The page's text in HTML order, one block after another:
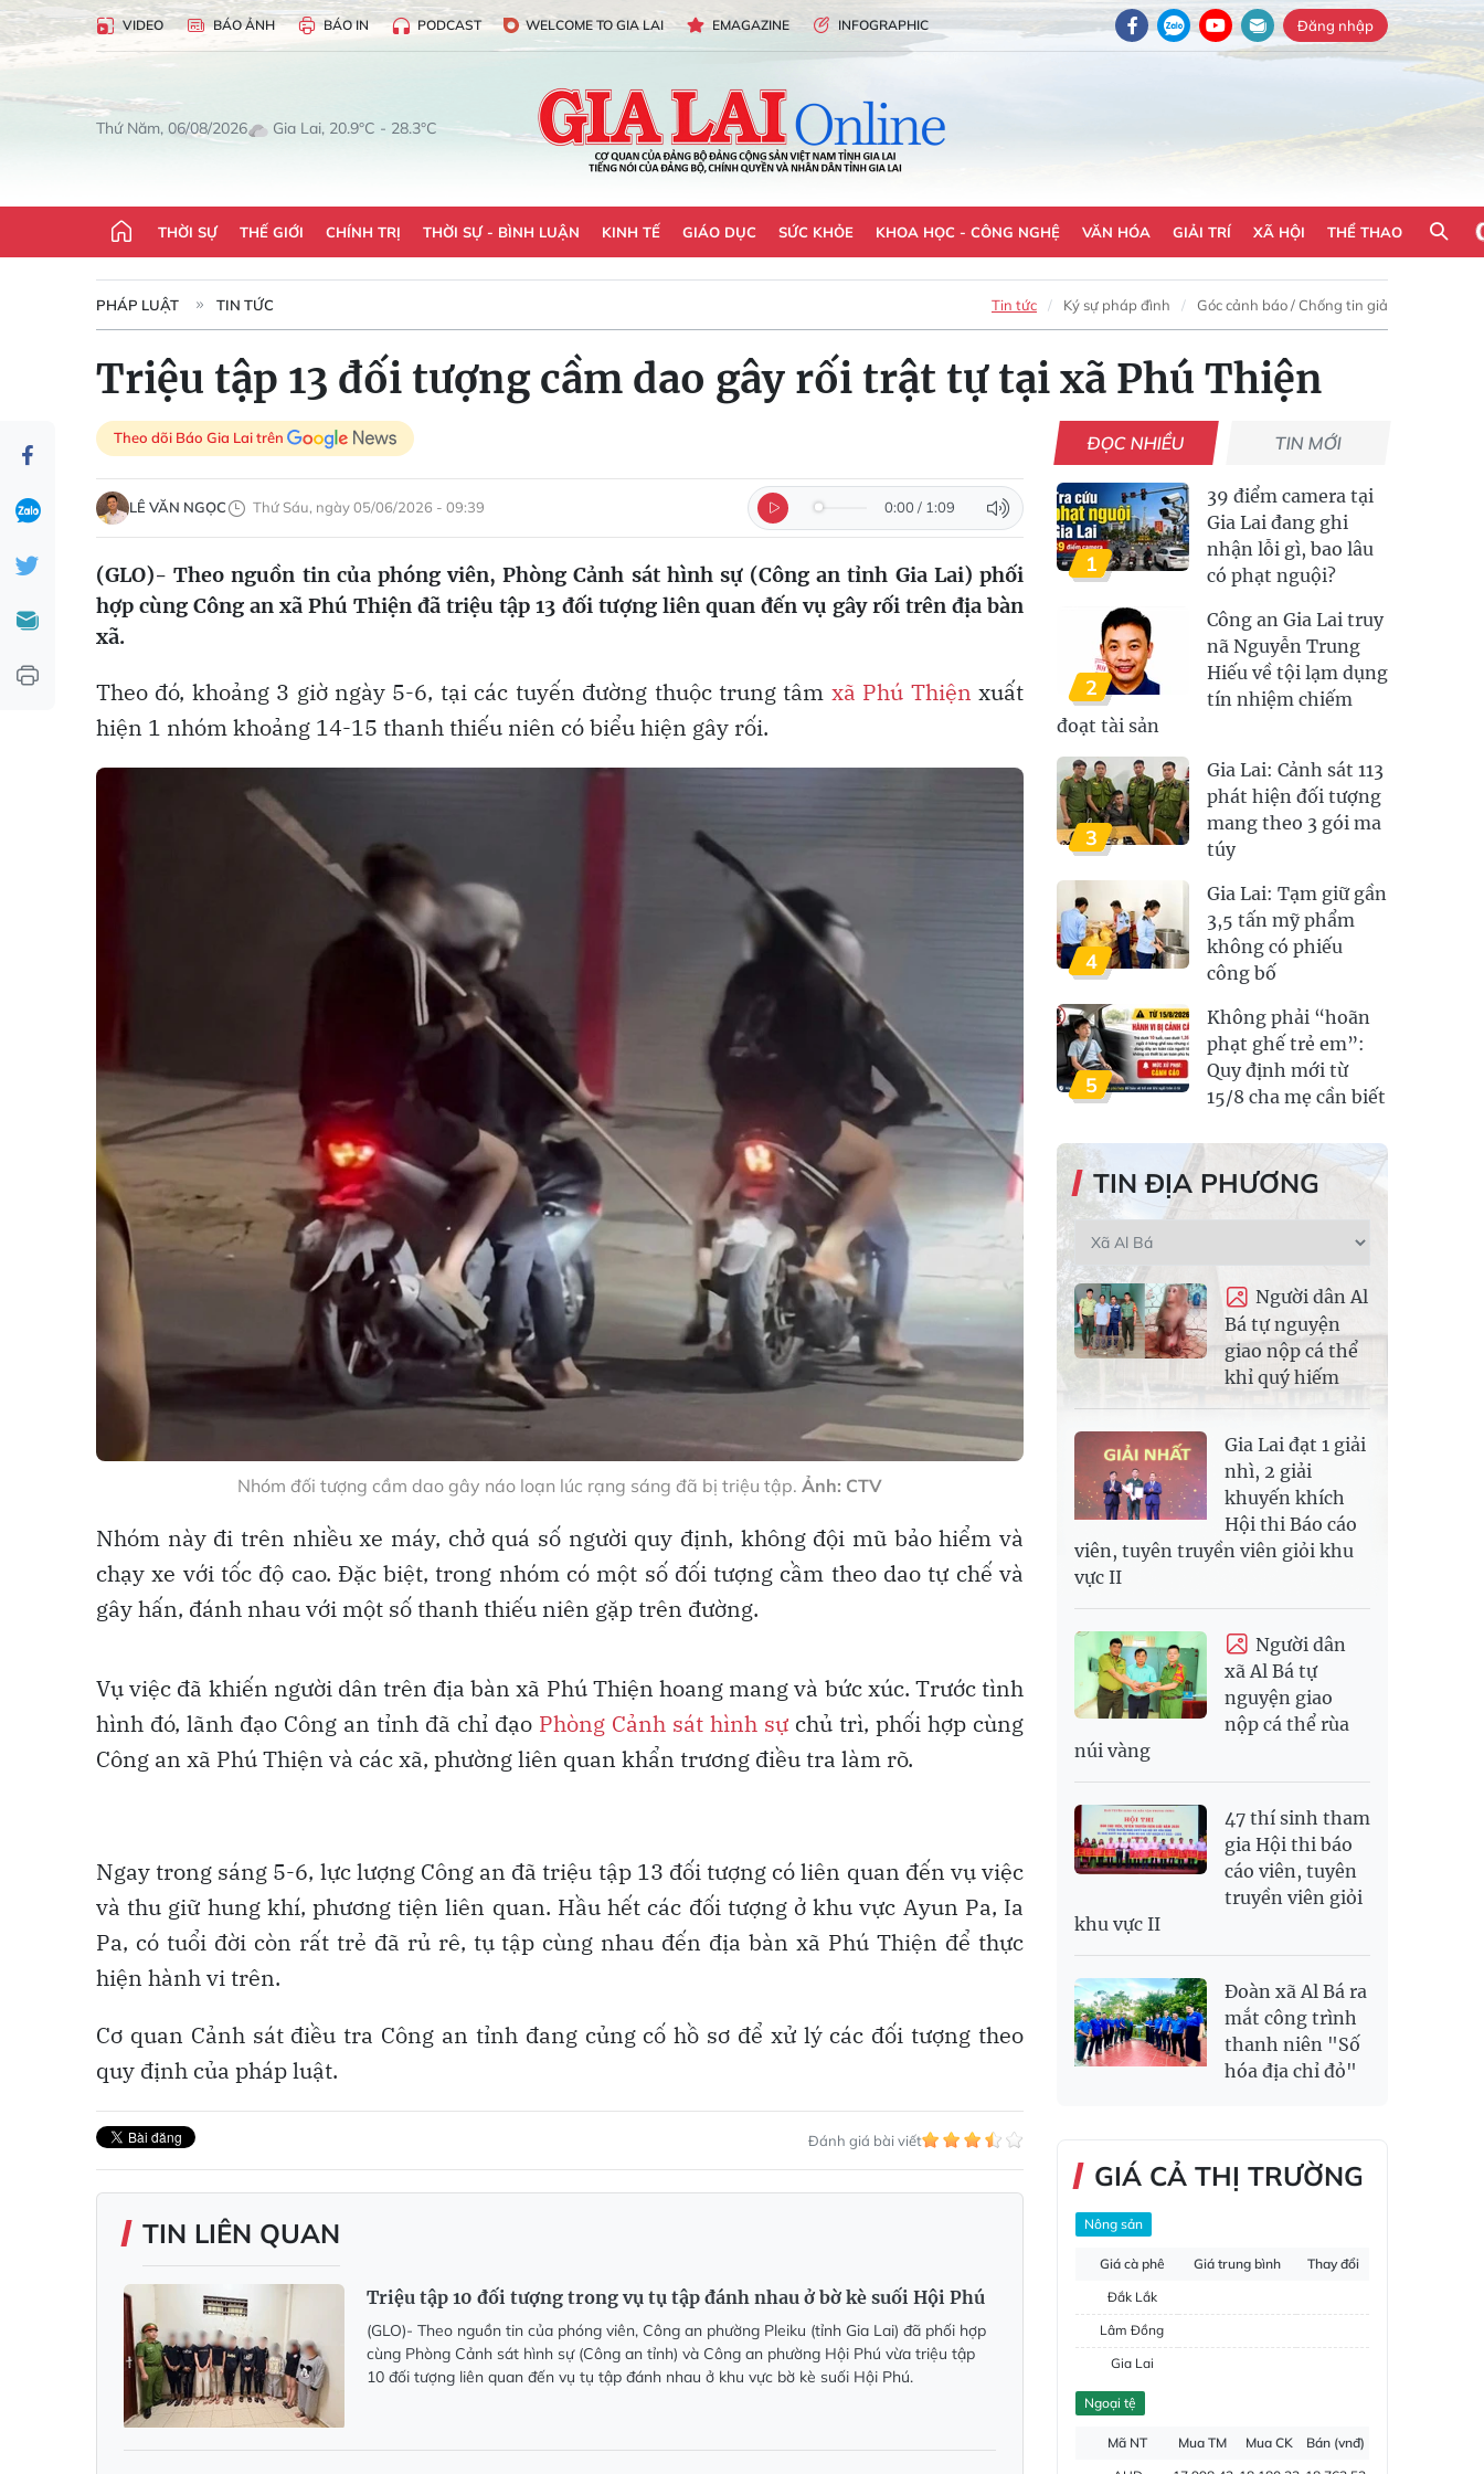
VIDEO BÁO ẢNH BÁO IN PODCAST WELCOME TO GIA LAI EMAGAZINE INFOGRAPHIC Đăng nhập
Thứ Năm, 06/08/2026 Gia Lai, 20.9°C - 28.3°C
THỜI SỰ THẾ GIỚI CHÍNH TRỊ THỜI SỰ - BÌNH LUẬN KINH TẾ GIÁO DỤC SỨC KHỎE KHOA HỌC - CÔNG NGHỆ VĂN HÓA GIẢI TRÍ XÃ HỘI THỂ THAO
PHÁP LUẬT TIN TỨC Tin tức Ký sự pháp đình Góc cảnh báo / Chống tin giả
Triệu tập 13 đối tượng cầm dao gây rối trật tự tại xã Phú Thiện
Theo dõi Báo Gia Lai trên
LÊ VĂN NGỌC Thứ Sáu, ngày 05/06/2026 - 09:39 0:00 / 1:09
(GLO)- Theo nguồn tin của phóng viên, Phòng Cảnh sát hình sự (Công an tỉnh Gia Lai) phối
hợp cùng Công an xã Phú Thiện đã triệu tập 13 đối tượng liên quan đến vụ gây rối trên địa bàn
xã.
Theo đó, khoảng 3 giờ ngày 5-6, tại các tuyến đường thuộc trung tâm xã Phú Thiện xuất
hiện 1 nhóm khoảng 14-15 thanh thiếu niên có biểu hiện gây rối.
Nhóm đối tượng cầm dao gây náo loạn lúc rạng sáng đã bị triệu tập. Ảnh: CTV
Nhóm này đi trên nhiều xe máy, chở quá số người quy định, không đội mũ bảo hiểm và
chạy xe với tốc độ cao. Đặc biệt, trong nhóm có một số đối tượng cầm theo dao tự chế và
gây hấn, đánh nhau với một số thanh thiếu niên gặp trên đường.
Vụ việc đã khiến người dân trên địa bàn xã Phú Thiện hoang mang và bức xúc. Trước tình
hình đó, lãnh đạo Công an tỉnh đã chỉ đạo Phòng Cảnh sát hình sự chủ trì, phối hợp cùng
Công an xã Phú Thiện và các xã, phường liên quan khẩn trương điều tra làm rõ.
Ngay trong sáng 5-6, lực lượng Công an đã triệu tập 13 đối tượng có liên quan đến vụ việc
và thu giữ hung khí, phương tiện liên quan. Hầu hết các đối tượng ở khu vực Ayun Pa, Ia
Pa, có tuổi đời còn rất trẻ đã rủ rê, tụ tập cùng nhau đến địa bàn xã Phú Thiện để thực
hiện hành vi trên.
Cơ quan Cảnh sát điều tra Công an tỉnh đang củng cố hồ sơ để xử lý các đối tượng theo
quy định của pháp luật.
Đánh giá bài viết
TIN LIÊN QUAN
Triệu tập 10 đối tượng trong vụ tụ tập đánh nhau ở bờ kè suối Hội Phú
(GLO)- Theo nguồn tin của phóng viên, Công an phường Pleiku (tỉnh Gia Lai) đã phối hợp
cùng Phòng Cảnh sát hình sự (Công an tỉnh) và Công an phường Hội Phú vừa triệu tập
10 đối tượng liên quan đến vụ tụ tập đánh nhau ở khu vực bờ kè suối Hội Phú.
ĐỌC NHIỀU TIN MỚI
1
39 điểm camera tại
Gia Lai đang ghi
nhận lỗi gì, bao lâu
có phạt nguội?
2
Công an Gia Lai truy
nã Nguyễn Trung
Hiếu về tội lạm dụng
tín nhiệm chiếm
đoạt tài sản
3
Gia Lai: Cảnh sát 113
phát hiện đối tượng
mang theo 3 gói ma
túy
4
Gia Lai: Tạm giữ gần
3,5 tấn mỹ phẩm
không có phiếu
công bố
5
Không phải “hoãn
phạt ghế trẻ em”:
Quy định mới từ
15/8 cha mẹ cần biết
TIN ĐỊA PHƯƠNG
Người dân Al
Bá tự nguyện
giao nộp cá thể
khỉ quý hiếm
Gia Lai đạt 1 giải
nhì, 2 giải
khuyến khích
Hội thi Báo cáo
viên, tuyên truyền viên giỏi khu
vực II
Người dân
xã Al Bá tự
nguyện giao
nộp cá thể rùa
núi vàng
47 thí sinh tham
gia Hội thi báo
cáo viên, tuyên
truyền viên giỏi
khu vực II
Đoàn xã Al Bá ra
mắt công trình
thanh niên "Số
hóa địa chỉ đỏ"
GIÁ CẢ THỊ TRƯỜNG
Nông sản
Giá cà phê Giá trung bình
Thay đổi
Đắk Lắk
Lâm Đồng
Gia Lai
Đắk Nông
Ngoại tệ
Mã NT Mua TM Mua CK
Bán (vnđ)